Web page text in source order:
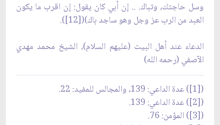
وسل حاجتك، وتباك. .. إن أبي كان يقول: إن اقرب ما يكون
العبد من الرب عز وجل وهو ساجد باك)([12]).
الدعاء عند أهل البيت (عليهم السلام)، الشيخ محمد مهدي
الآصفي (رحمه الله)
([1]) عدة الداعي: 139، والمجالس للمفيد: 22.
([2]) عدة الداعي: 139.
([3]) المؤمن: 76.